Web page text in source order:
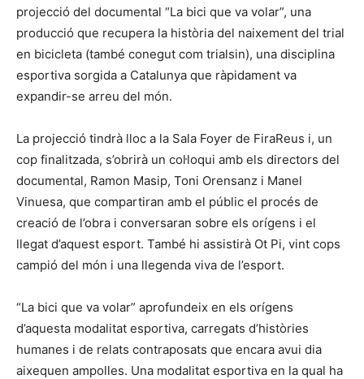
projecció del documental “La bici que va volar”, una
producció que recupera la història del naixement del trial
en bicicleta (també conegut com trialsin), una disciplina
esportiva sorgida a Catalunya que ràpidament va
expandir-se arreu del món.
La projecció tindrà lloc a la Sala Foyer de FiraReus i, un
cop finalitzada, s’obrirà un col·loqui amb els directors del
documental, Ramon Masip, Toni Orensanz i Manel
Vinuesa, que compartiran amb el públic el procés de
creació de l’obra i conversaran sobre els orígens i el
llegat d’aquest esport. També hi assistirà Ot Pi, vint cops
campió del món i una llegenda viva de l’esport.
“La bici que va volar” aprofundeix en els orígens
d’aquesta modalitat esportiva, carregats d’històries
humanes i de relats contraposats que encara avui dia
aixequen ampolles. Una modalitat esportiva en la qual ha